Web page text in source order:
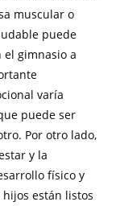
muscular o
puede
gimnasio a
varía
puede ser
Por otro lado,
y la
físico y
están listos